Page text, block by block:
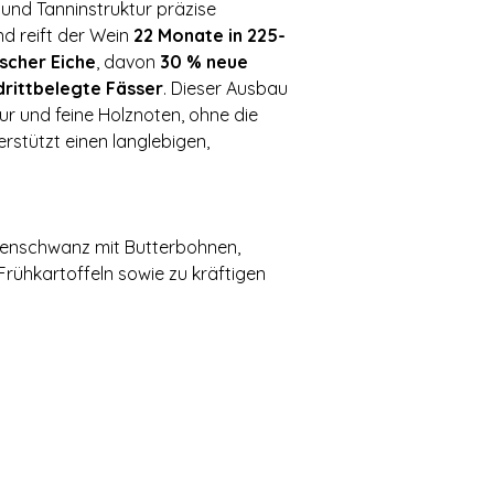
Tanninstruktur präzise
reift der Wein 22 Monate in 225-
Eiche, davon 30 % neue
Fässer. Dieser Ausbau
und feine Holznoten, ohne die
einen langlebigen,
mit Butterbohnen,
sowie zu kräftigen